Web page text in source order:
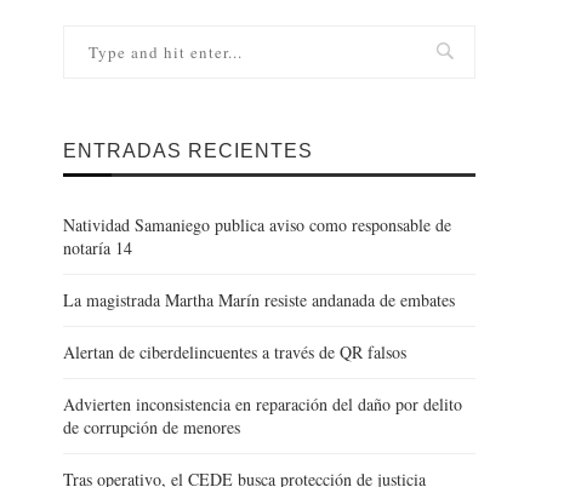
ENTRADAS RECIENTES
Natividad Samaniego publica aviso como responsable de
notaría 14
La magistrada Martha Marín resiste andanada de embates
Alertan de ciberdelincuentes a través de QR falsos
Advierten inconsistencia en reparación del daño por delito
de corrupción de menores
Tras operativo, el CEDE busca protección de justicia